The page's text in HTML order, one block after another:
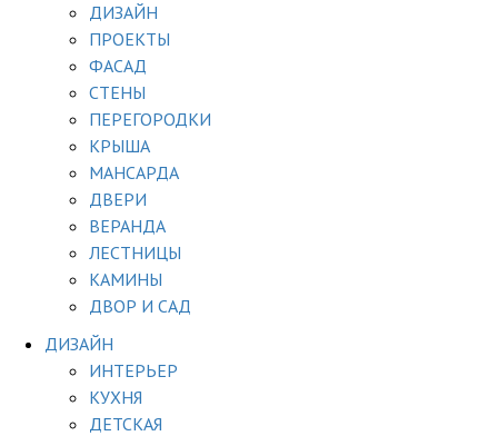
ДИЗАЙН
ПРОЕКТЫ
ФАСАД
СТЕНЫ
ПЕРЕГОРОДКИ
КРЫША
МАНСАРДА
ДВЕРИ
ВЕРАНДА
ЛЕСТНИЦЫ
КАМИНЫ
ДВОР И САД
ДИЗАЙН
ИНТЕРЬЕР
КУХНЯ
ДЕТСКАЯ